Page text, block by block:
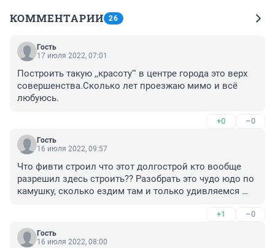
КОММЕНТАРИИ 26
Гость
17 июля 2022, 07:01
Построить такую ,,красоту''' в центре города это верх
совершенства.Сколько лет проезжаю мимо и всё
любуюсь.
+0 –0
Гость
16 июля 2022, 09:57
Что фивти строил что этот долгострой кто вообще
разрешил здесь строить?? Разобрать это чудо юдо по
камушку, сколько ездим там и только удивляемся
города, лишь бы впендерить а там что будет))))
+1 –0
Гость
16 июля 2022, 08:00